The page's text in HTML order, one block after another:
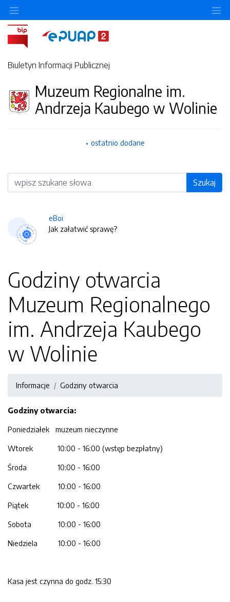
Biuletyn Informacji Publicznej
Muzeum Regionalne im.
Andrzeja Kaubego w Wolinie
ostatnio dodane
Wyszukiwarka Szukaj
eBoi
Jak załatwić sprawę?
Godziny otwarcia
Muzeum Regionalnego
im. Andrzeja Kaubego
w Wolinie
Informacje Godziny otwarcia
Godziny otwarcia:
Poniedziałek muzeum nieczynne
Wtorek 10:00 - 16:00 (wstęp bezpłatny)
Środa 10:00 - 16:00
Czwartek 10:00 - 16:00
Piątek 10:00 - 16:00
Sobota 10:00 - 16:00
Niedziela 10:00 - 16:00
Kasa jest czynna do godz. 15:30